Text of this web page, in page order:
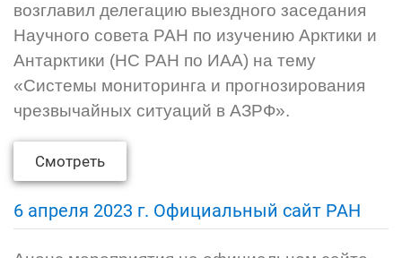
возглавил делегацию выездного заседания
Научного совета РАН по изучению Арктики и
Антарктики (НС РАН по ИАА) на тему
«Системы мониторинга и прогнозирования
чрезвычайных ситуаций в АЗРФ».
Смотреть
6 апреля 2023 г. Официальный сайт РАН